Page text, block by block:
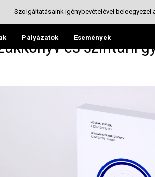
Pályázatok Események
és színtani
Szolgáltatásaink igénybevételével